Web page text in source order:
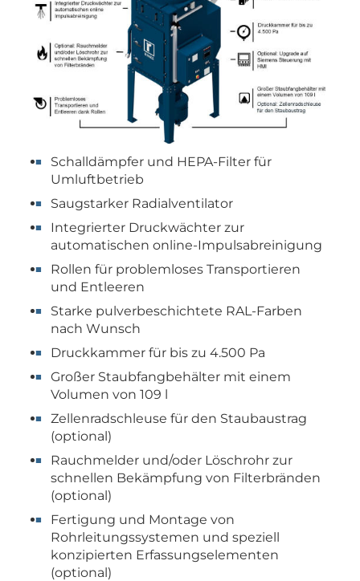
Schalldämpfer und HEPA-Filter für
Umluftbetrieb
Saugstarker Radialventilator
Integrierter Druckwächter zur
automatischen online-Impulsabreinigung
Rollen für problemloses Transportieren
und Entleeren
Starke pulverbeschichtete RAL-Farben
nach Wunsch
Druckkammer für bis zu 4.500 Pa
Großer Staubfangbehälter mit einem
Volumen von 109 l
Zellenradschleuse für den Staubaustrag
(optional)
Rauchmelder und/oder Löschrohr zur
schnellen Bekämpfung von Filterbränden
(optional)
Fertigung und Montage von
Rohrleitungssystemen und speziell
konzipierten Erfassungselementen
(optional)